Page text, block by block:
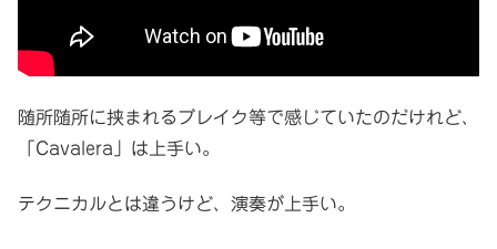
随所随所に挟まれるブレイク等で感じていたのだけれど、
「Cavalera」は上手い。
テクニカルとは違うけど、演奏が上手い。